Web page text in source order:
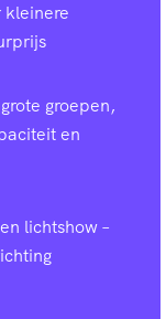
kleinere
groepen,
en
lichtshow –